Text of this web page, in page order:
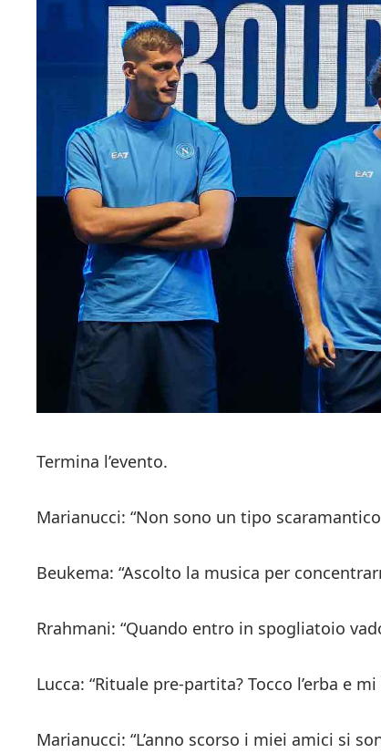
Termina l’evento.
Marianucci: “Non sono un tipo
Beukema: “Ascolto la musica per
Rrahmani: “Quando entro in spogliatoio
Lucca: “Rituale pre-partita? Tocco l’erba e
Marianucci: “L’anno scorso i miei amici si